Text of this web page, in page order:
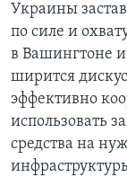
Украины
по силе и
в Вашингтоне
ширится
эффективно
использовать
средства на